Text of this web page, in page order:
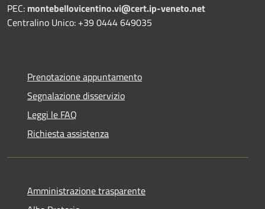
PEC: montebellovicentino.vi@cert.ip-veneto.net
Centralino Unico: +39 0444 649035
Prenotazione appuntamento
Segnalazione disservizio
Leggi le FAQ
Richiesta assistenza
Amministrazione trasparente